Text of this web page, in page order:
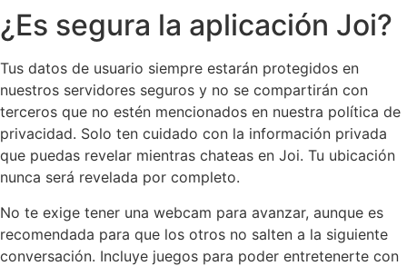
¿Es segura la aplicación Joi?
Tus datos de usuario siempre estarán protegidos en
nuestros servidores seguros y no se compartirán con
terceros que no estén mencionados en nuestra política de
privacidad. Solo ten cuidado con la información privada
que puedas revelar mientras chateas en Joi. Tu ubicación
nunca será revelada por completo.
No te exige tener una webcam para avanzar, aunque es
recomendada para que los otros no salten a la siguiente
conversación. Incluye juegos para poder entretenerte con